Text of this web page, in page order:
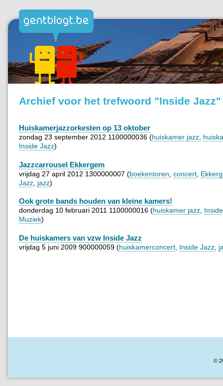
Archief voor het trefwoord "Inside Jazz"
Huiskamerjazzorkesten op 13 oktober
zondag 23 september 2012 1100000036 (huiskamer jazz
Inside Jazz)
Jazzcarrousel Ekkergem
vrijdag 27 april 2012 1300000007 (boekentoren concert
Jazz jazz)
Ook grote bands houden van kleine kamers!
donderdag 10 februari 2011 1100000016 (huiskamer jazz
Muziek)
De huiskamers van vzw Inside Jazz
vrijdag 5 juni 2009 900000059 (huiskamerconcert Inside Jazz
©